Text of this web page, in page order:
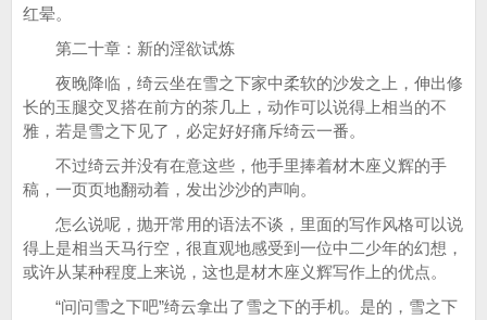
红晕。
第二十章：新的淫欲试炼
夜晚降临，绮云坐在雪之下家中柔软的沙发之上，伸出修
长的玉腿交叉搭在前方的茶几上，动作可以说得上相当的不
雅，若是雪之下见了，必定好好痛斥绮云一番。
不过绮云并没有在意这些，他手里捧着材木座义辉的手
稿，一页页地翻动着，发出沙沙的声响。
怎么说呢，抛开常用的语法不谈，里面的写作风格可以说
得上是相当天马行空，很直观地感受到一位中二少年的幻想，
或许从某种程度上来说，这也是材木座义辉写作上的优点。
“问问雪之下吧”绮云拿出了雪之下的手机。是的，雪之下